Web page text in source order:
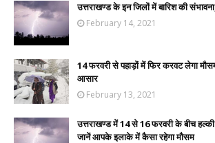
उत्तराखण्ड के इन जिलों में बारिश की
February 14, 2021
14 फरवरी से पहाड़ों में फिर करवट लेगा
आसार
February 13, 2021
उत्तराखण्ड में 14 से 16 फरवरी के बीच हल्‍की
जानें आपके इलाके में कैसा रहेगा मौसम